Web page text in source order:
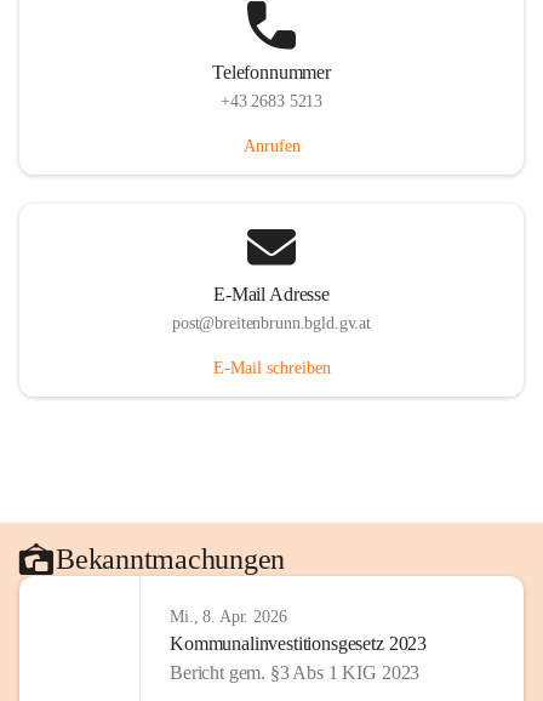
Telefonnummer
+43 2683 5213
Anrufen
E-Mail Adresse
post@breitenbrunn.bgld.gv.at
E-Mail schreiben
Bekanntmachungen
Mi., 8. Apr. 2026
Kommunalinvestitionsgesetz 2023
Bericht gem. §3 Abs 1 KIG 2023